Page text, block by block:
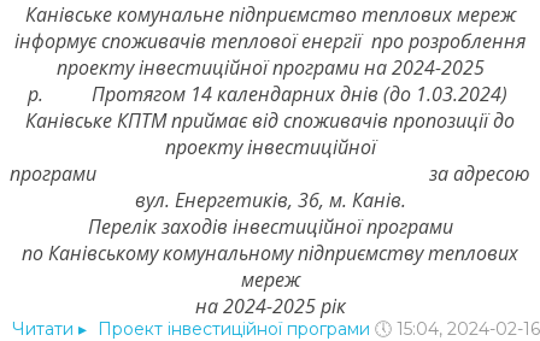
Канівське комунальне підприємство теплових мереж
інформує споживачів теплової енергії про розроблення
проекту інвестиційної програми на 2024-2025
р. Протягом 14 календарних днів (до 1.03.2024)
Канівське КПТМ приймає від споживачів пропозиції до
проекту інвестиційної
програми за адресою
вул. Енергетиків, 36, м. Канів.
Перелік заходів інвестиційної програми
по Канівському комунальному підприємству теплових
мереж
на 2024-2025 рік
Читати ▸ Проект інвестиційної програми 🕔 15:04, 2024-02-16